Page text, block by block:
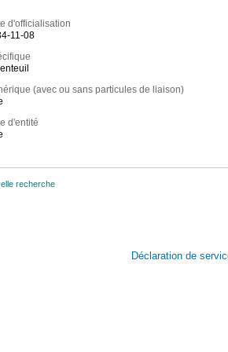
d'officialisation
11-08
(avec ou sans particules de liaison)
d'entité
recherche
Déclaration de